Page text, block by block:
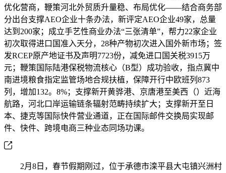
优化营商，鞭策河北外贸质升量稳、布局优化——结合商务部
分出台支撑AEO企业十条办法，新评定AEO企业49家，总量
达到200家；成立手艺性商业办法“三张清单”，帮力22家企业
初次取得进口国准入天分，28种产物初次进入国外新市场；签
发RCEP原产地证书及声明7723份，减免进口国关税3915万
元；鞭策国际陆港保税物流核心（B型）成功验收，指点冀中
南进境粮食指定监管场地合规扶植，保障开行中欧班列873
列，增加132。8%；支撑新开黄骅港、京唐港至美西（）近海
航路，河北口岸运输链条辐射范畴持续扩大；支撑新开至日
本、捷克等国际快件营业通道，正在国际邮件交换局实现邮
件、快件、跨境电商三种业态同场功课。
2月8日，春节假期刚过，位于承德市滦平县大屯镇兴洲村